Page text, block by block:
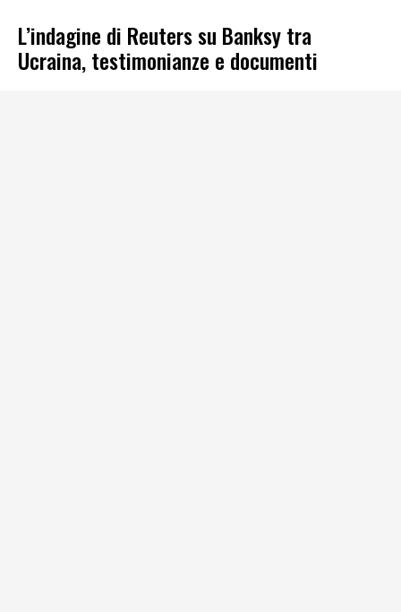
L’indagine di Reuters su Banksy tra
Ucraina, testimonianze e documenti